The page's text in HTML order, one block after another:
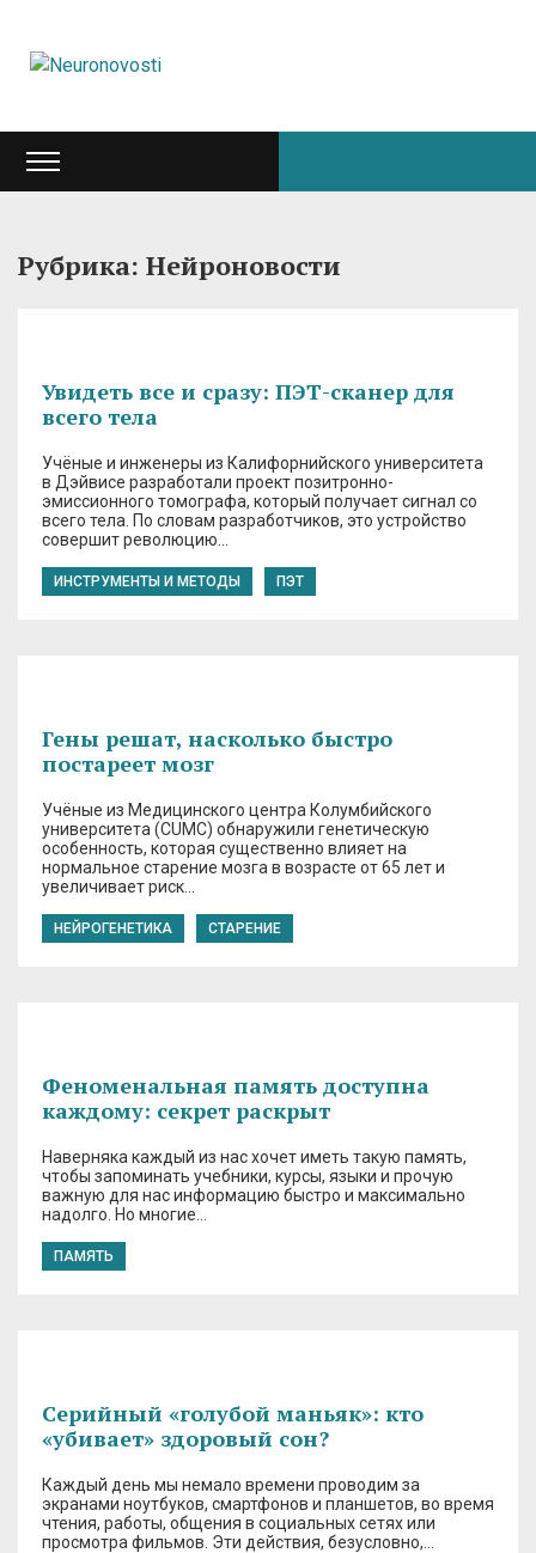
Рубрика: Нейроновости
Увидеть все и сразу: ПЭТ-сканер для
всего тела
Учёные и инженеры из Калифорнийского университета
в Дэйвисе разработали проект позитронно-
эмиссионного томографа, который получает сигнал со
всего тела. По словам разработчиков, это устройство
совершит революцию…
ИНСТРУМЕНТЫ И МЕТОДЫ ПЭТ
Гены решат, насколько быстро
постареет мозг
Учёные из Медицинского центра Колумбийского
университета (CUMC) обнаружили генетическую
особенность, которая существенно влияет на
нормальное старение мозга в возрасте от 65 лет и
увеличивает риск…
НЕЙРОГЕНЕТИКА СТАРЕНИЕ
Феноменальная память доступна
каждому: секрет раскрыт
Наверняка каждый из нас хочет иметь такую память,
чтобы запоминать учебники, курсы, языки и прочую
важную для нас информацию быстро и максимально
надолго. Но многие…
ПАМЯТЬ
Серийный «голубой маньяк»: кто
«убивает» здоровый сон?
Каждый день мы немало времени проводим за
экранами ноутбуков, смартфонов и планшетов, во время
чтения, работы, общения в социальных сетях или
просмотра фильмов. Эти действия, безусловно,…